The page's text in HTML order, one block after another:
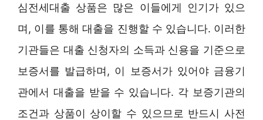
심전세대출 상품은 많은 이들에게 인기가 있으
며, 이를 통해 대출을 진행할 수 있습니다. 이러한
기관들은 대출 신청자의 소득과 신용을 기준으로
보증서를 발급하며, 이 보증서가 있어야 금융기
관에서 대출을 받을 수 있습니다. 각 보증기관의
조건과 상품이 상이할 수 있으므로 반드시 사전